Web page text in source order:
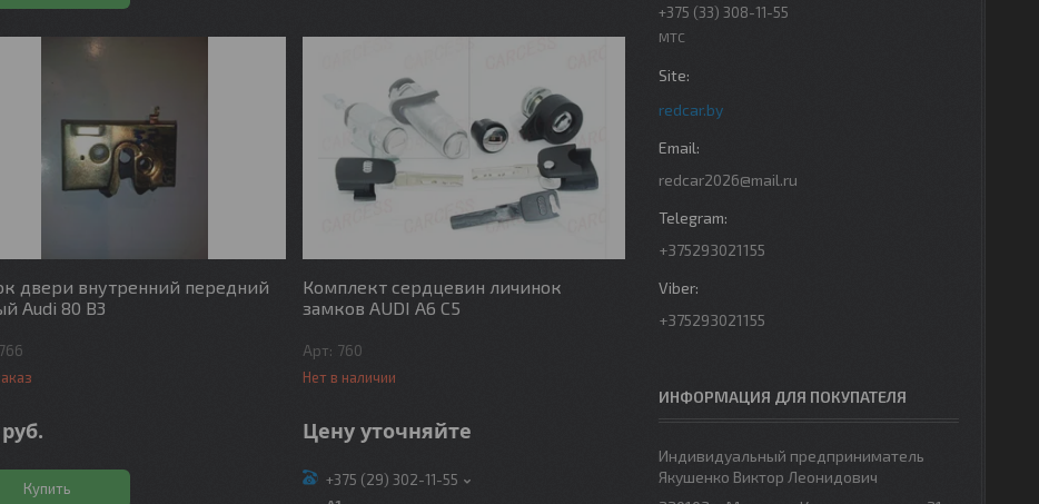
двери внутренний передний
Audi 80 B3
766
руб.
Купить
Комплект сердцевин личинок
замков AUDI A6 C5
760
Нет в наличии
Цену уточняйте
+375 (29) 302-11-55
+375 (33) 308-11-55
МТС
redcar.by
redcar2026@mail.ru
+375293021155
+375293021155
ИНФОРМАЦИЯ ДЛЯ ПОКУПАТЕЛЯ
Индивидуальный предприниматель
Якушенко Виктор Леонидович